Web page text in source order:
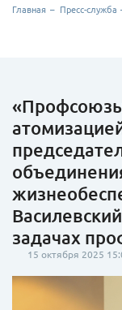
Главная Пресс-служба
задачах
15 октября 2025